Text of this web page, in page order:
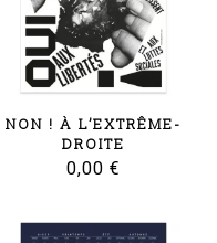
NON ! À L’EXTRÊME-
DROITE
0,00 €